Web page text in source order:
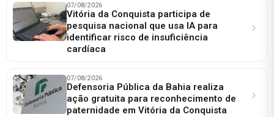
07/08/2026
Vitória da Conquista participa de
pesquisa nacional que usa IA para
identificar risco de insuficiência
cardíaca
07/08/2026
Defensoria Pública da Bahia realiza
ação gratuita para reconhecimento de
paternidade em Vitória da Conquista